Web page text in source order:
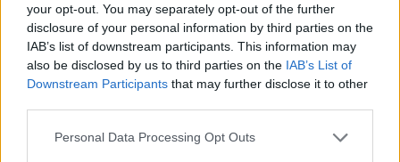
your opt-out. You may separately opt-out of the further
disclosure of your personal information by third parties on the
IAB’s list of downstream participants. This information may
also be disclosed by us to third parties on the IAB’s List of
Downstream Participants that may further disclose it to other
Please note that this website/app uses one or more Google
Personal Data Processing Opt Outs
ΠΡΟΣΘΗΚΗ
TRENDING